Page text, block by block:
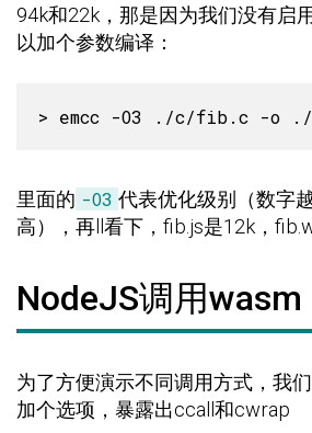
94k和22k，那是因为我们没有启
以加个参数编译：
里面的 -O3 代表优化级别（数字
高），再ll看下，fib.js是12k，
NodeJS调用wasm
为了方便演示不同调用方式，我
加个选项，暴露出ccall和cwrap